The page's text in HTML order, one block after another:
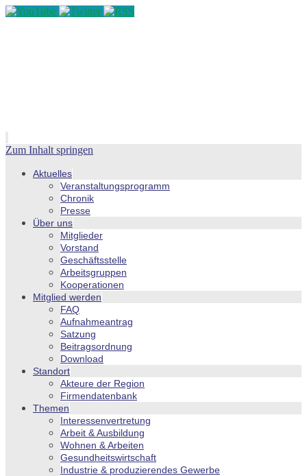
Zum Inhalt springen
Aktuelles
Veranstaltungsprogramm
Chronik
Presse
Über uns
Mitglieder
Vorstand
Geschäftsstelle
Arbeitsgruppen
Kooperationen
Mitglied werden
FAQ
Aufnahmeantrag
Satzung
Beitragsordnung
Download
Standort
Akteure der Region
Firmendatenbank
Themen
Interessenvertretung
Arbeit & Ausbildung
Wohnen & Arbeiten
Gesundheitswirtschaft
Industrie & produzierendes Gewerbe